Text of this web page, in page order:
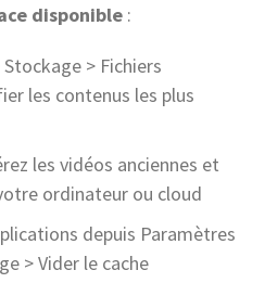
disponible :
> Fichiers
les contenus les plus
les vidéos anciennes et
ordinateur ou cloud
depuis Paramètres
> Vider le cache